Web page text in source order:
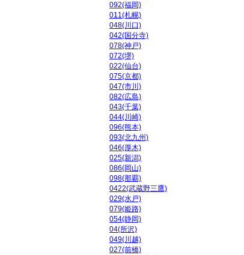
092(福岡)
011(札幌)
048(川口)
042(国分寺)
078(神戸)
072(堺)
022(仙台)
075(京都)
047(市川)
082(広島)
043(千葉)
044(川崎)
096(熊本)
093(北九州)
046(厚木)
025(新潟)
086(岡山)
098(那覇)
0422(武蔵野三鷹)
029(水戸)
079(姫路)
054(静岡)
04(所沢)
049(川越)
027(前橋)